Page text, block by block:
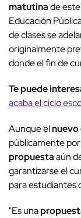
matutinade este
Educación
de clases se
originalmente
donde el fin de
Te puede
acaba el ciclo
Aunque elnuevo
públicamente
propuestaaún
garantizarse el
para estudiantes
"Es una